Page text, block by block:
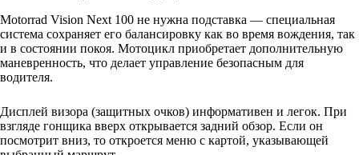
Motorrad Vision Next 100 не нужна подставка — специальная
система сохраняет его балансировку как во время вождения, так
и в состоянии покоя. Мотоцикл приобретает дополнительную
маневренность, что делает управление безопасным для
водителя.
Дисплей визора (защитных очков) информативен и легок. При
взгляде гонщика вверх открывается задний обзор. Если он
посмотрит вниз, то откроется меню с картой, указывающей